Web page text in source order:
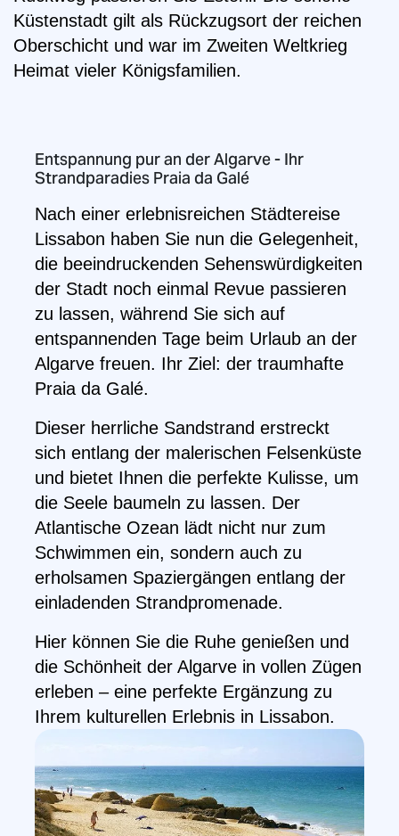
Küstenstadt gilt als Rückzugsort der reichen
Oberschicht und war im Zweiten Weltkrieg
Heimat vieler Königsfamilien.
Entspannung pur an der Algarve - Ihr
Strandparadies Praia da Galé
Nach einer erlebnisreichen Städtereise
Lissabon haben Sie nun die Gelegenheit,
die beeindruckenden Sehenswürdigkeiten
der Stadt noch einmal Revue passieren
zu lassen, während Sie sich auf
entspannenden Tage beim Urlaub an der
Algarve freuen. Ihr Ziel: der traumhafte
Praia da Galé.
Dieser herrliche Sandstrand erstreckt
sich entlang der malerischen Felsenküste
und bietet Ihnen die perfekte Kulisse, um
die Seele baumeln zu lassen. Der
Atlantische Ozean lädt nicht nur zum
Schwimmen ein, sondern auch zu
erholsamen Spaziergängen entlang der
einladenden Strandpromenade.
Hier können Sie die Ruhe genießen und
die Schönheit der Algarve in vollen Zügen
erleben – eine perfekte Ergänzung zu
Ihrem kulturellen Erlebnis in Lissabon.